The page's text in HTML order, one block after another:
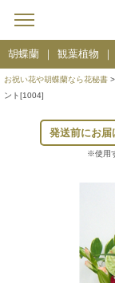
胡蝶蘭 観葉植物
お祝い花や胡蝶蘭なら花秘書 >
ント[1004]
発送前にお届
※使用